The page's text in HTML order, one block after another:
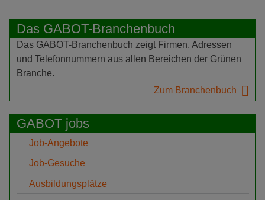
Das GABOT-Branchenbuch
Das GABOT-Branchenbuch zeigt Firmen, Adressen
und Telefonnummern aus allen Bereichen der Grünen
Branche.
Zum Branchenbuch
GABOT jobs
Job-Angebote
Job-Gesuche
Ausbildungsplätze